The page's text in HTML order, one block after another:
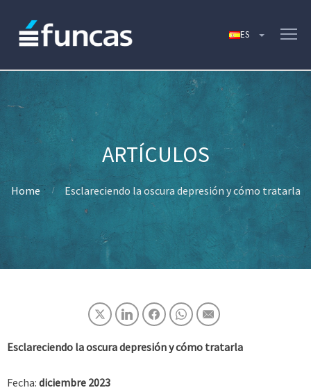
Home Esclareciendo la oscura depresión y cómo tratarla
Esclareciendo la oscura depresión y cómo tratarla
Fecha: diciembre 2023